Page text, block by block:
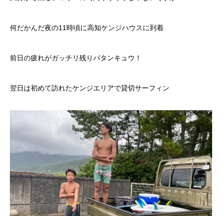
何だかんだ夜の11時頃に高知ケンジハウスに到着
前日の疲れがガッチリ残りバタンキュウ！
翌日は初めて訪れたケンジエリアで貸切サーフィン